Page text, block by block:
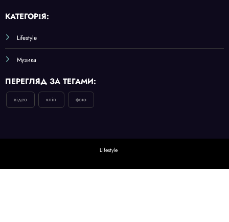
КАТЕГОРІЯ:
Lifestyle
Музика
ПЕРЕГЛЯД ЗА ТЕГАМИ:
відео кліп фото
Lifestyle